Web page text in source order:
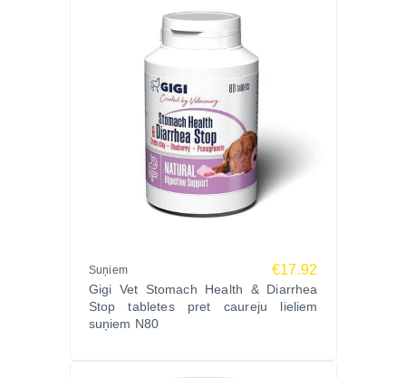
virs 60 kg – 4 tabletes dienā
Dienas devu sadalīt 2 barošanas reizēm. Lietot pēc
ēdienreizes, vismaz 30 dienas, vai pēc
veterinārārsta ieteikuma.
SIA Farma PET GIGI, Latvija – uzticams veterināro
uztura papildinājumu ražotājs, kas apvieno
fitoterapiju, mikrouzturu un klīnisko efektivitāti.
Produktiem ir PVD reģistrācija (Nr. LV085167) un tie
atbilst Eiropas Savienības dzīvnieku uztura
Ko saka saimnieki?
“Mans suns pēc antibiotiku kursa atguva enerģiju –
lielisks produkts aknām.”
Suņiem €17.92
Gigi Vet Stomach Health & Diarrhea
Stop tabletes pret caureju lieliem
suņiem N80